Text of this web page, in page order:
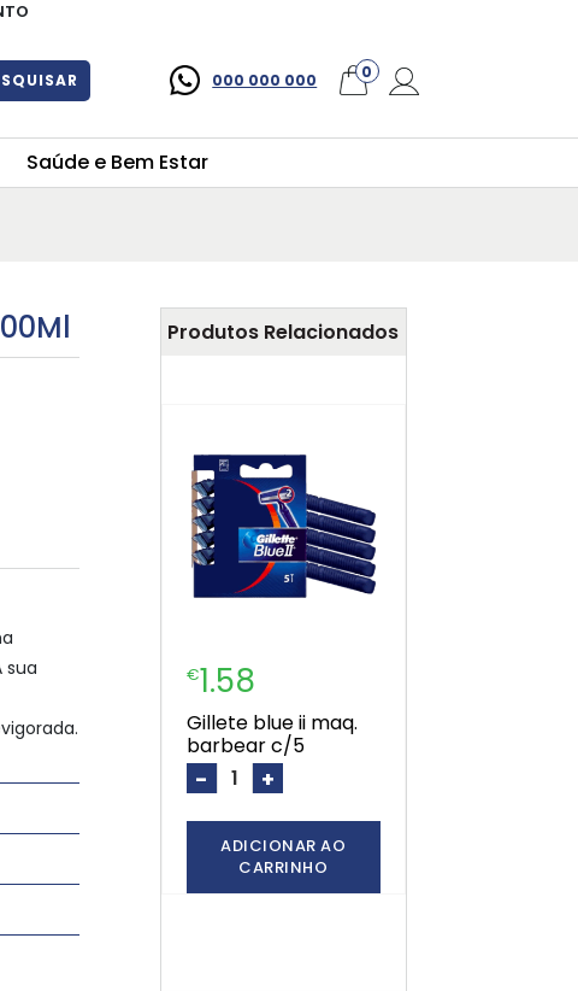
000 000 000 0
Saúde e Bem Estar
sua
Produtos Relacionados
€1.58
gillete blue ii maq.
barbear c/5
- +
ADICIONAR AO
CARRINHO